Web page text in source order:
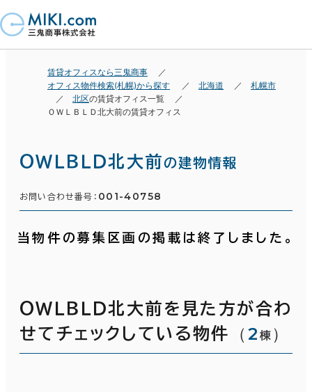
賃貸オフィスなら三鬼商事
オフィス物件検索(札幌)から探す
北海道
札幌市
北区の賃貸オフィス一覧
ＯＷＬＢＬＤ北大前の賃貸オフィス
ＯＷＬＢＬＤ北大前の建物情報
お問い合わせ番号： 001-40758
当物件の募集区画の掲載は終了しました。
ＯＷＬＢＬＤ北大前を見た方が合わ
せてチェックしている物件
（2 棟 ）